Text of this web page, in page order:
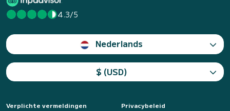
4.3/5
Nederlands
$ (USD)
Verplichte vermeldingen
Privacybeleid